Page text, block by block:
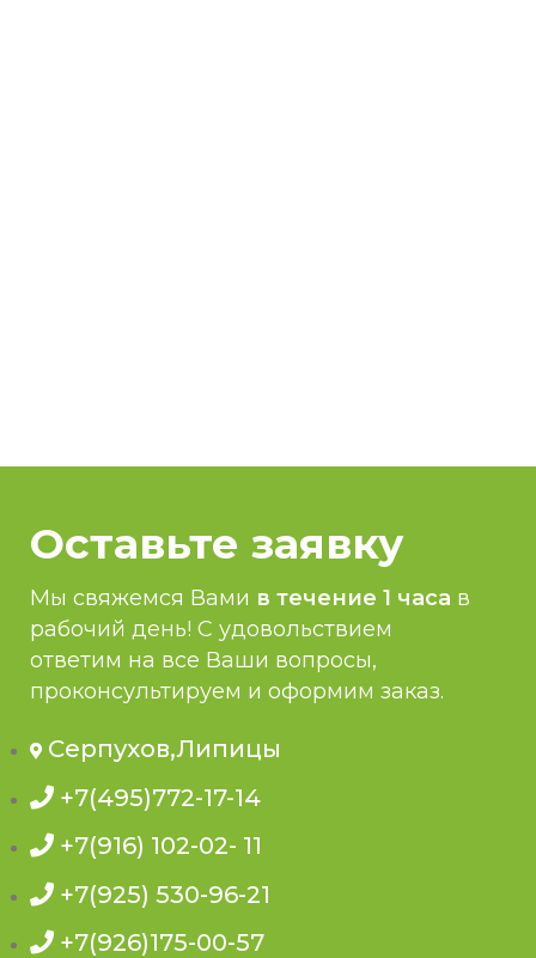
Оставьте заявку
Мы свяжемся Вами в течение 1 часа в
рабочий день! С удовольствием
ответим на все Ваши вопросы,
проконсультируем и оформим заказ.
Серпухов,Липицы
+7(495)772-17-14
+7(916) 102-02- 11
+7(925) 530-96-21
+7(926)175-00-57